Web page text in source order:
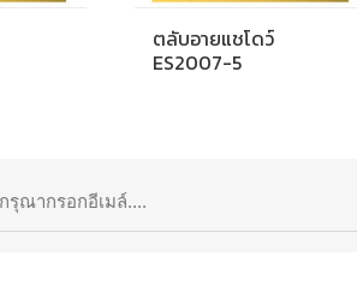
ตลับอายแชโดว์
ES2007-5